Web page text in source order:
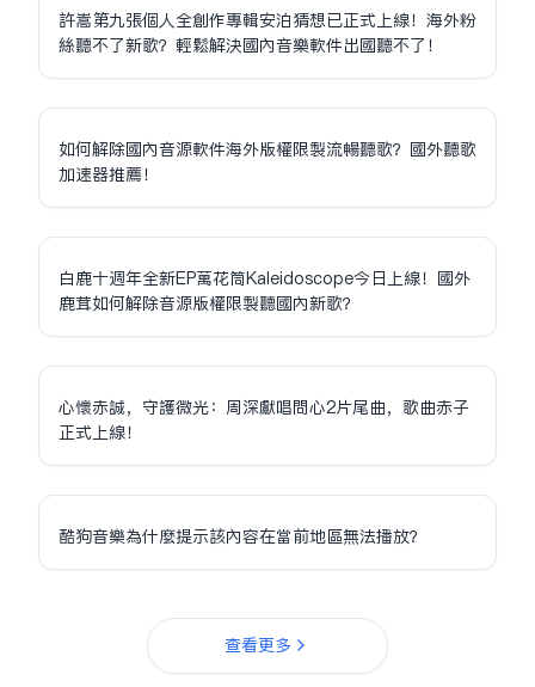
許嵩第九張個人全創作專輯安泊猜想已正式上線！海外粉
絲聽不了新歌？輕鬆解決國內音樂軟件出國聽不了！
如何解除國內音源軟件海外版權限制流暢聽歌？國外聽歌
加速器推薦！
白鹿十週年全新EP萬花筒Kaleidoscope今日上線！國外
鹿茸如何解除音源版權限制聽國內新歌？
心懷赤誠，守護微光：周深獻唱問心2片尾曲，歌曲赤子
正式上線！
酷狗音樂為什麼提示該內容在當前地區無法播放？
查看更多